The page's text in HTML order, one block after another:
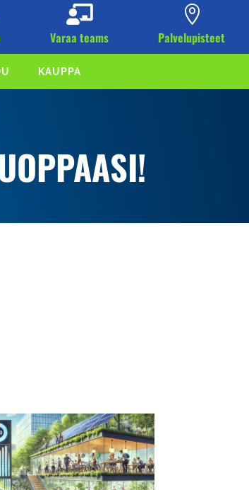

Varaa teams

Palvelupisteet
KAUPPA